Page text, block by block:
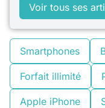
Voir tous ses
Smartphones
Forfait illimité
Apple iPhone